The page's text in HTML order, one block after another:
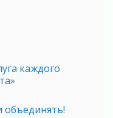
каждого
объединять!